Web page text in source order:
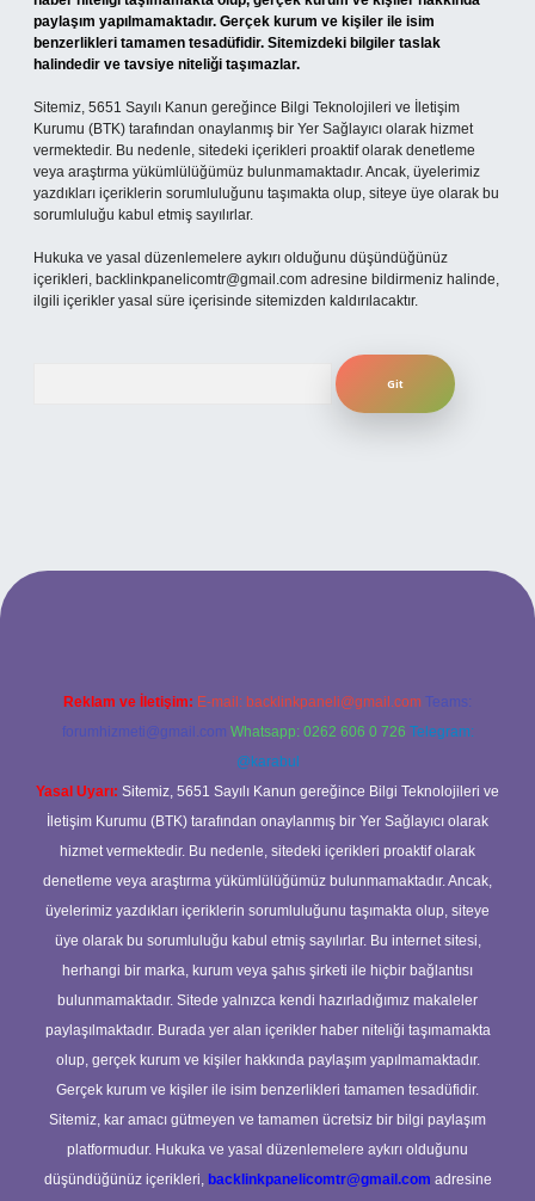
paylaşım yapılmamaktadır. Gerçek kurum ve kişiler ile isim
benzerlikleri tamamen tesadüfidir. Sitemizdeki bilgiler taslak
halindedir ve tavsiye niteliği taşımazlar.
Sitemiz, 5651 Sayılı Kanun gereğince Bilgi Teknolojileri ve İletişim
Kurumu (BTK) tarafından onaylanmış bir Yer Sağlayıcı olarak hizmet
vermektedir. Bu nedenle, sitedeki içerikleri proaktif olarak denetleme
veya araştırma yükümlülüğümüz bulunmamaktadır. Ancak, üyelerimiz
yazdıkları içeriklerin sorumluluğunu taşımakta olup, siteye üye olarak bu
sorumluluğu kabul etmiş sayılırlar.
Hukuka ve yasal düzenlemelere aykırı olduğunu düşündüğünüz
içerikleri, backlinkpanelicomtr@gmail.com adresine bildirmeniz halinde,
ilgili içerikler yasal süre içerisinde sitemizden kaldırılacaktır.
Reklam ve İletişim: E-mail: backlinkpaneli@gmail.com Teams:
forumhizmeti@gmail.com Whatsapp: 0262 606 0 726 Telegram:
@karabul
Yasal Uyarı: Sitemiz, 5651 Sayılı Kanun gereğince Bilgi Teknolojileri ve
İletişim Kurumu (BTK) tarafından onaylanmış bir Yer Sağlayıcı olarak
hizmet vermektedir. Bu nedenle, sitedeki içerikleri proaktif olarak
denetleme veya araştırma yükümlülüğümüz bulunmamaktadır. Ancak,
üyelerimiz yazdıkları içeriklerin sorumluluğunu taşımakta olup, siteye
üye olarak bu sorumluluğu kabul etmiş sayılırlar. Bu internet sitesi,
herhangi bir marka, kurum veya şahıs şirketi ile hiçbir bağlantısı
bulunmamaktadır. Sitede yalnızca kendi hazırladığımız makaleler
paylaşılmaktadır. Burada yer alan içerikler haber niteliği taşımamakta
olup, gerçek kurum ve kişiler hakkında paylaşım yapılmamaktadır.
Gerçek kurum ve kişiler ile isim benzerlikleri tamamen tesadüfidir.
Sitemiz, kar amacı gütmeyen ve tamamen ücretsiz bir bilgi paylaşım
platformudur. Hukuka ve yasal düzenlemelere aykırı olduğunu
düşündüğünüz içerikleri, backlinkpanelicomtr@gmail.com adresine